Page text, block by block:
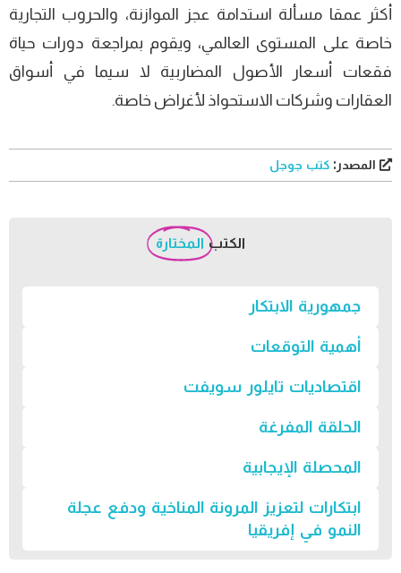
أكثر عمقا مسألة استدامة عجز الموازنة، والحروب التجارية
خاصة على المستوى العالمي، ويقوم بمراجعة دورات حياة
فقعات أسعار الأصول المضاربية لا سيما في أسواق
العقارات وشركات الاستحواذ لأغراض خاصة.
المصدر: كتب جوجل
الكتب المختارة
جمهورية الابتكار
أهمية التوقعات
اقتصاديات تايلور سويفت
الحلقة المفرغة
المحصلة الإيجابية
ابتكارات لتعزيز المرونة المناخية ودفع عجلة
النمو في إفريقيا